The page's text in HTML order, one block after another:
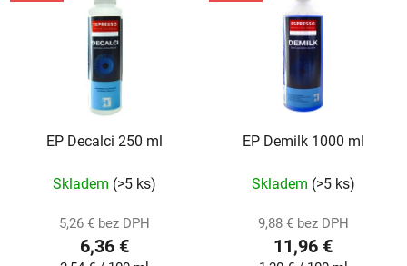
EP Decalci 250 ml
Skladem (>5 ks)
5,26 € bez DPH
6,36 €
EP Demilk 1000 ml
Skladem (>5 ks)
9,88 € bez DPH
11,96 €